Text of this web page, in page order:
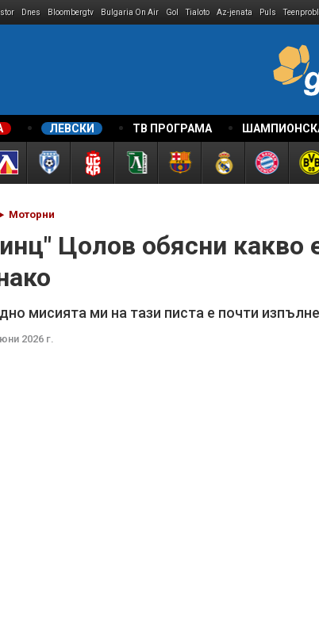
Dnes Bloombergtv Bulgaria On Air Gol Tialoto Az-jenata Puls
ЛЕВСКИ ТВ ПРОГРАМА
Моторни
Цолов обясни какво
мисията ми на тази писта е почти
2026 г.